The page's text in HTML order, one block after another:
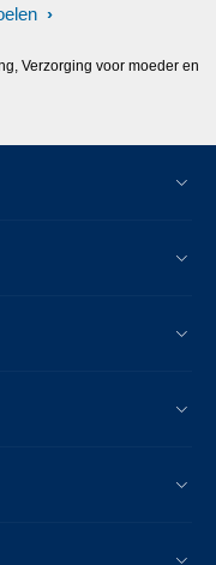
Verzorging voor moeder en